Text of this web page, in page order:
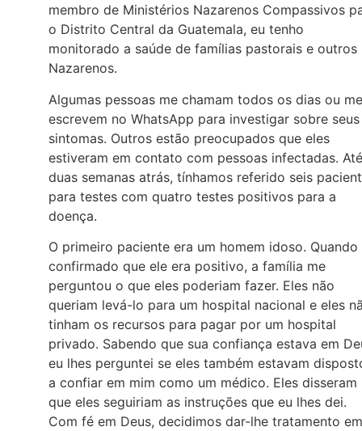
membro de Ministérios Nazarenos Compassivos
o Distrito Central da Guatemala, eu tenho
monitorado a saúde de famílias pastorais e outros
Nazarenos.
Algumas pessoas me chamam todos os dias ou me
escrevem no WhatsApp para investigar sobre seus
sintomas. Outros estão preocupados que eles
estiveram em contato com pessoas infectadas. Até
duas semanas atrás, tínhamos referido seis
para testes com quatro testes positivos para a
doença.
O primeiro paciente era um homem idoso.
confirmado que ele era positivo, a família me
perguntou o que eles poderiam fazer. Eles não
queriam levá-lo para um hospital nacional e eles
tinham os recursos para pagar por um hospital
privado. Sabendo que sua confiança estava em
eu lhes perguntei se eles também estavam
a confiar em mim como um médico. Eles disseram
que eles seguiriam as instruções que eu lhes dei.
Com fé em Deus, decidimos dar-lhe tratamento em